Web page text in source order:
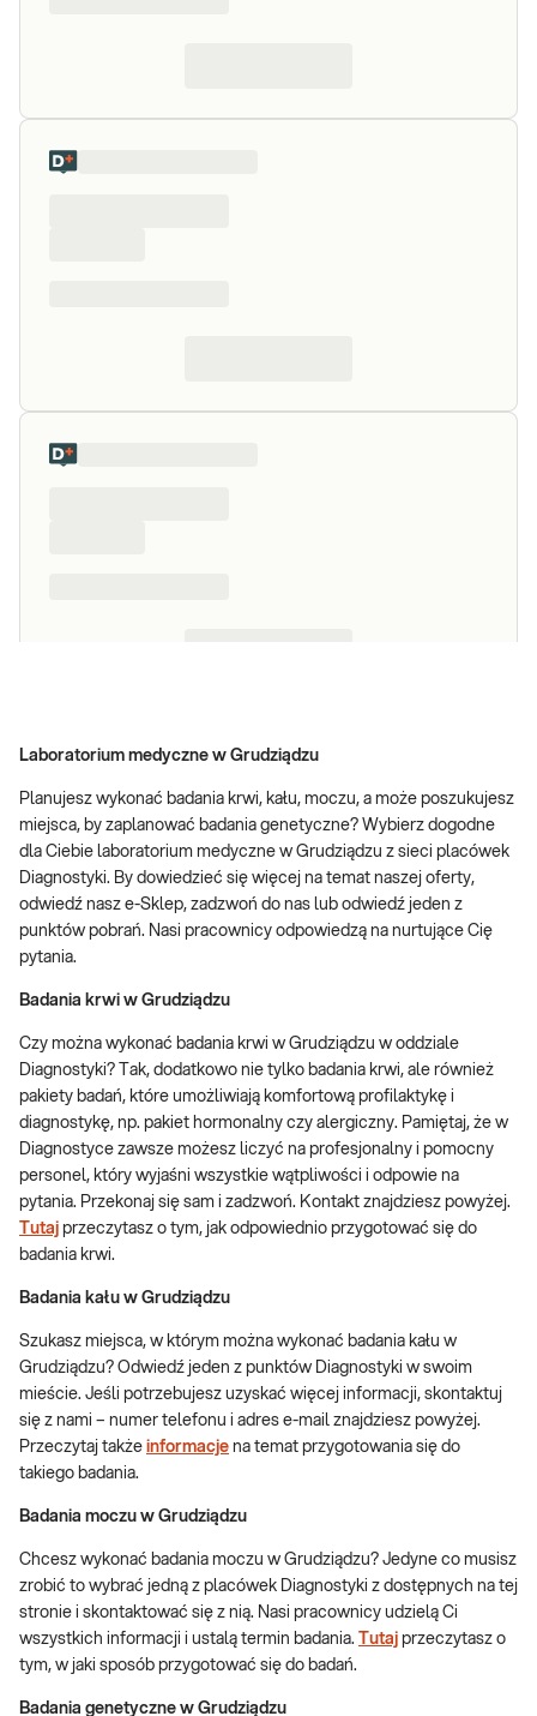
Laboratorium medyczne w Grudziądzu
Planujesz wykonać badania krwi, kału, moczu, a może poszukujesz
miejsca, by zaplanować badania genetyczne? Wybierz dogodne
dla Ciebie laboratorium medyczne w Grudziądzu z sieci placówek
Diagnostyki. By dowiedzieć się więcej na temat naszej oferty,
odwiedź nasz e-Sklep, zadzwoń do nas lub odwiedź jeden z
punktów pobrań. Nasi pracownicy odpowiedzą na nurtujące Cię
pytania.
Badania krwi w Grudziądzu
Czy można wykonać badania krwi w Grudziądzu w oddziale
Diagnostyki? Tak, dodatkowo nie tylko badania krwi, ale również
pakiety badań, które umożliwiają komfortową profilaktykę i
diagnostykę, np. pakiet hormonalny czy alergiczny. Pamiętaj, że w
Diagnostyce zawsze możesz liczyć na profesjonalny i pomocny
personel, który wyjaśni wszystkie wątpliwości i odpowie na
pytania. Przekonaj się sam i zadzwoń. Kontakt znajdziesz powyżej.
Tutaj przeczytasz o tym, jak odpowiednio przygotować się do
badania krwi.
Badania kału w Grudziądzu
Szukasz miejsca, w którym można wykonać badania kału w
Grudziądzu? Odwiedź jeden z punktów Diagnostyki w swoim
mieście. Jeśli potrzebujesz uzyskać więcej informacji, skontaktuj
się z nami – numer telefonu i adres e-mail znajdziesz powyżej.
Przeczytaj także informacje na temat przygotowania się do
takiego badania.
Badania moczu w Grudziądzu
Chcesz wykonać badania moczu w Grudziądzu? Jedyne co musisz
zrobić to wybrać jedną z placówek Diagnostyki z dostępnych na tej
stronie i skontaktować się z nią. Nasi pracownicy udzielą Ci
wszystkich informacji i ustalą termin badania.
Tutaj przeczytasz o
tym, w jaki sposób przygotować się do badań.
Badania genetyczne w Grudziądzu